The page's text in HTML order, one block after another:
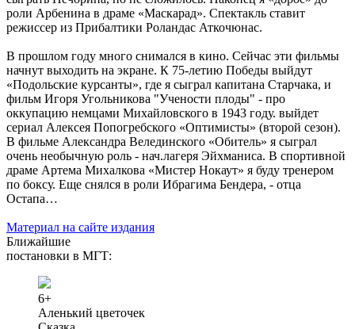
роли Арбенина в драме «Маскарад». Спектакль ставит
режиссер из Прибалтики Роландас Аткочюнас.
В прошлом году много снимался в кино. Сейчас эти фильмы
начнут выходить на экране. К 75-летию Победы выйдут
«Подольские курсанты», где я сыграл капитана Старчака, и
фильм Игоря Угольникова "Учености плоды" - про
оккупацию немцами Михайловского в 1943 году. выйдет
сериал Алексея Попогребского «Оптимисты» (второй сезон).
В фильме Александра Велединского «Обитель» я сыграл
очень необычную роль - нач.лагеря Эйхманиса. В спортивной
драме Артема Михалкова «Мистер Нокаут» я буду тренером
по боксу. Еще снялся в роли Ибрагима Бендера, - отца
Остапа…
Материал на сайте издания
Ближайшие
постановки в МГТ:
6+
Аленький цветочек